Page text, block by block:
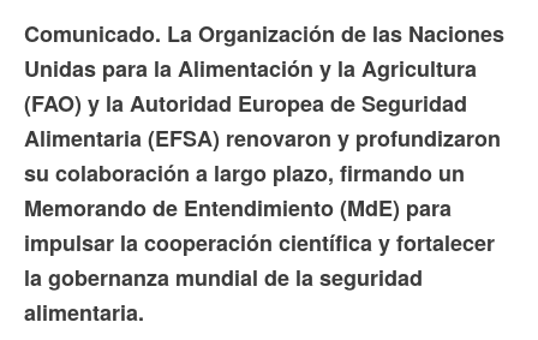
Comunicado. La Organización de las Naciones
Unidas para la Alimentación y la Agricultura
(FAO) y la Autoridad Europea de Seguridad
Alimentaria (EFSA) renovaron y profundizaron
su colaboración a largo plazo, firmando un
Memorando de Entendimiento (MdE) para
impulsar la cooperación científica y fortalecer
la gobernanza mundial de la seguridad
alimentaria.